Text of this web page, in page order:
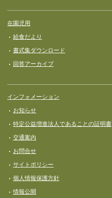
在園児用
給食だより
書式集ダウンロード
回答アーカイブ
インフォメーション
お知らせ
特定公益増進法人であることの証明書
交通案内
お問合せ
サイトポリシー
個人情報保護方針
情報公開